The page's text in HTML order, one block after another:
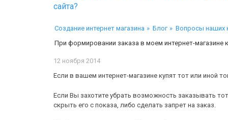
сайта?
Создание интернет магазина Блог
Вопросы наших
При формировании заказа в моем интернет-магазине
12 ноября 2014
Если в вашем интернет-магазине купят тот или иной
Если Вы захотите убрать возможность заказывать
скрыть его с показа, либо сделать запрет на заказ.